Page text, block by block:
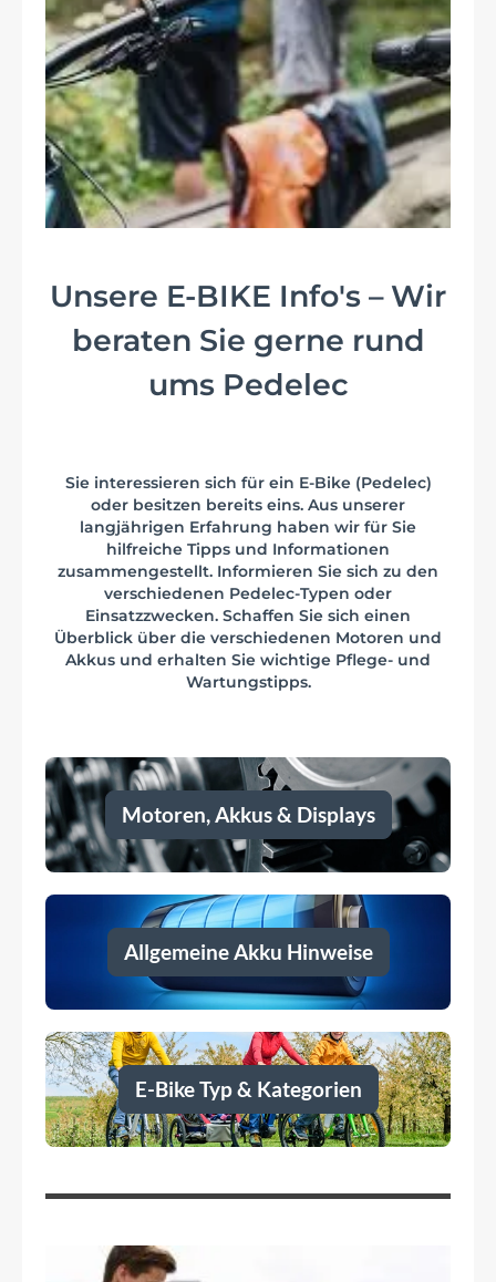
Unsere E-BIKE Info's – Wir
beraten Sie gerne rund
ums Pedelec
Sie interessieren sich für ein E-Bike (Pedelec)
oder besitzen bereits eins. Aus unserer
langjährigen Erfahrung haben wir für Sie
hilfreiche Tipps und Informationen
zusammengestellt. Informieren Sie sich zu den
verschiedenen Pedelec-Typen oder
Einsatzzwecken. Schaffen Sie sich einen
Überblick über die verschiedenen Motoren und
Akkus und erhalten Sie wichtige Pflege- und
Wartungstipps.
Motoren, Akkus & Displays
Allgemeine Akku Hinweise
E-Bike Typ & Kategorien